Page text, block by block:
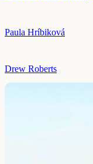
Paula Hríbiková
Drew Roberts